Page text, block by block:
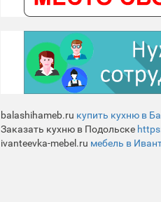
balashihameb.ru купить кухню в
Заказать кухню в Подольске
ivanteevka-mebel.ru мебель в